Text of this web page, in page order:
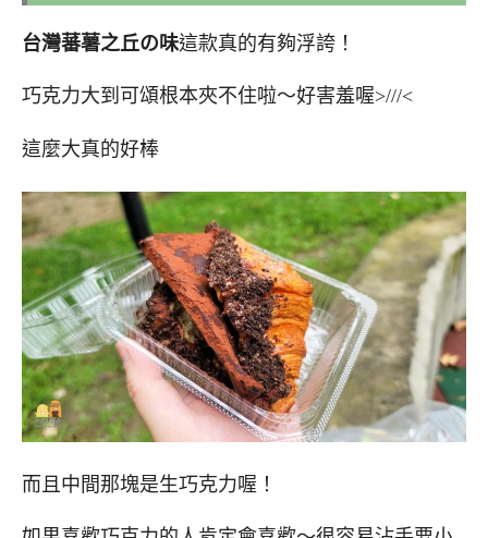
台灣蕃薯之丘の味這款真的有夠浮誇！
巧克力大到可頌根本夾不住啦～好害羞喔>///<
這麼大真的好棒
而且中間那塊是生巧克力喔！